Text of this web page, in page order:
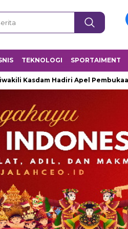
TEKNOLOGI SPORTAIMENT
Hadiri Apel Pembukaan